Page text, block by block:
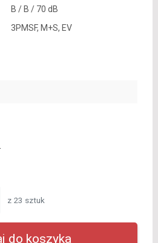
B / B / 70 dB
3PMSF, M+S, EV
z 23 sztuk